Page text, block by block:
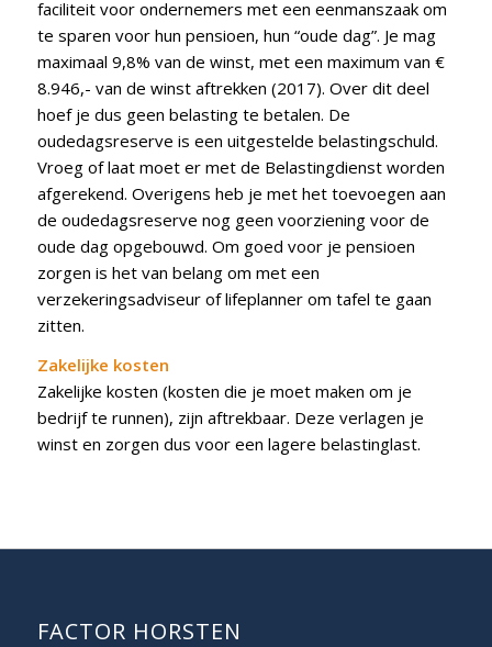
faciliteit voor ondernemers met een eenmanszaak om
te sparen voor hun pensioen, hun “oude dag”. Je mag
maximaal 9,8% van de winst, met een maximum van €
8.946,- van de winst aftrekken (2017). Over dit deel
hoef je dus geen belasting te betalen. De
oudedagsreserve is een uitgestelde belastingschuld.
Vroeg of laat moet er met de Belastingdienst worden
afgerekend. Overigens heb je met het toevoegen aan
de oudedagsreserve nog geen voorziening voor de
oude dag opgebouwd. Om goed voor je pensioen
zorgen is het van belang om met een
verzekeringsadviseur of lifeplanner om tafel te gaan
zitten.
Zakelijke kosten
Zakelijke kosten (kosten die je moet maken om je
bedrijf te runnen), zijn aftrekbaar. Deze verlagen je
winst en zorgen dus voor een lagere belastinglast.
FACTOR HORSTEN